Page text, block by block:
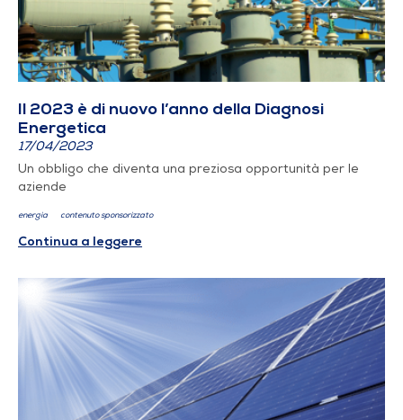
Il 2023 è di nuovo l’anno della Diagnosi
Energetica
17/04/2023
Un obbligo che diventa una preziosa opportunità per le
aziende
energia contenuto sponsorizzato
Continua a leggere